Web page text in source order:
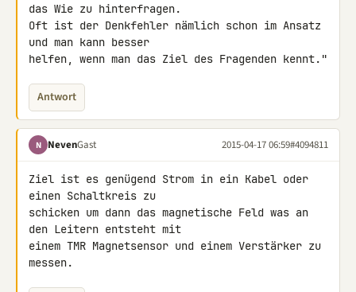
das Wie zu hinterfragen.
Oft ist der Denkfehler nämlich schon im Ansatz
und man kann besser
helfen, wenn man das Ziel des Fragenden kennt."
Antwort
N NevenGast 2015-04-17 06:59#4094811
Ziel ist es genügend Strom in ein Kabel oder
einen Schaltkreis zu
schicken um dann das magnetische Feld was an
den Leitern entsteht mit
einem TMR Magnetsensor und einem Verstärker zu
messen.